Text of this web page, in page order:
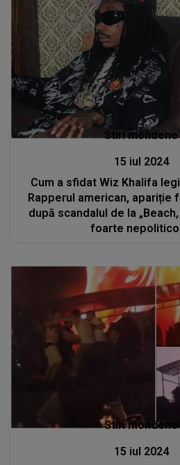
Stiri mondene
15 iul 2024
Cum a sfidat Wiz Khalifa
Rapperul american, apariție
după scandalul de la
foarte
Stiri mondene
15 iul 2024